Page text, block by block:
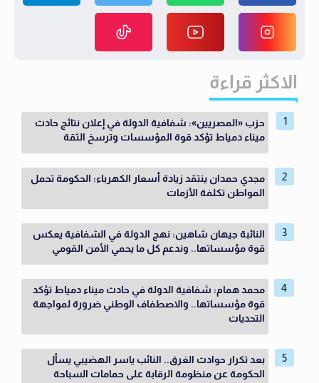
الاكثر قراءة
حزب «المصريين»: شفافية الدولة في إعلان نتائج حادث
ميناء دمياط تؤكد قوة المؤسسات وترسخ الثقة
مجدي حمدان ينتقد زيادة أسعار الكهرباء: الحكومة تحمل
المواطن تكلفة الأزمات
النائبة جيهان شاهين: نهج الدولة في الشفافية يعكس
قوة مؤسساتها.. وندعم كل ما يحمي الأمن القومي
محمد همام: شفافية الدولة في حادث ميناء دمياط تؤكد
قوة مؤسساتها.. والاصطفاف الوطني ضرورة لمواجهة
التحديات
بعد تكرار حوادث الغرق.. النائب ياسر الهضيبي يسأل
الحكومة عن منظومة الرقابة على حمامات السباحة